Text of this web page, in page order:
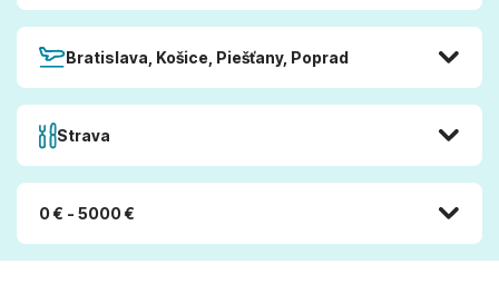
Bratislava, Košice, Piešťany, Poprad
Strava
0 € - 5000 €